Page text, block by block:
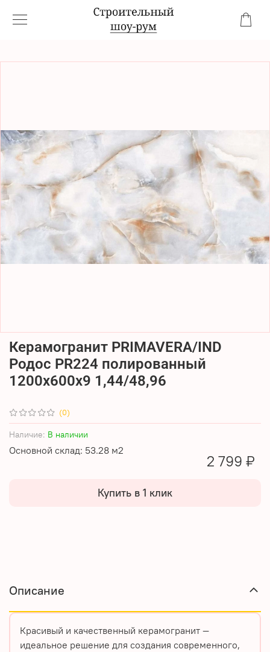
(0)
Наличие: В наличии
Основной склад: 53.28 м2
Керамогранит PRIMAVERA/IND
Родос PR224 полированный
1200х600х9 1,44/48,96
2 799 ₽
Купить в 1 клик
Описание
Красивый и качественный керамогранит —
идеальное решение для создания современного,